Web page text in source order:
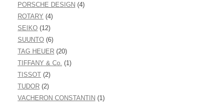
PORSCHE DESIGN (4)
ROTARY (4)
SEIKO (12)
SUUNTO (6)
TAG HEUER (20)
TIFFANY & Co. (1)
TISSOT (2)
TUDOR (2)
VACHERON CONSTANTIN (1)